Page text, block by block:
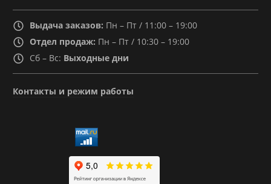
Выдача заказов: Пн – Пт / 11:00 – 19:00
Отдел продаж: Пн – Пт / 10:30 – 19:00
Сб – Вс: Выходные дни
Контакты и режим работы